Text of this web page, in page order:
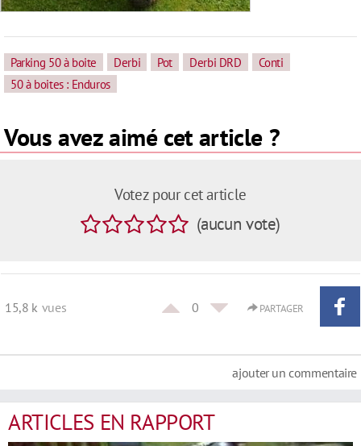
Parking 50 à boite Derbi Pot Derbi DRD
Conti
50 à boites : Enduros
Vous avez aimé cet article ?
Votez pour cet article
(aucun vote)
15,8 k vues 0 PARTAGER
ajouter un commentaire
ARTICLES EN RAPPORT